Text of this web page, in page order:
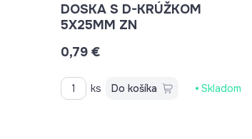
DOSKA S D-KRÚŽKOM
5X25MM ZN
0,79 €
ks Do košíka Skladom